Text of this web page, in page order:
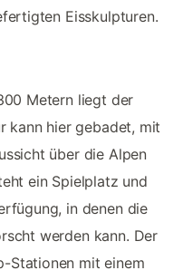
Eisskulpturen.
Metern liegt der
kann hier gebadet, mit
über die Alpen
ein Spielplatz und
in denen die
werden kann. Der
Stationen mit einem